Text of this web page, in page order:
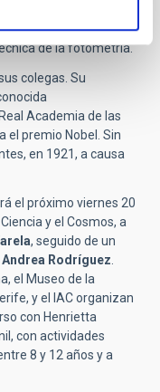
para la
y estuvo en
de la fotometría.
colegas. Su
Academia de las
el premio Nobel. Sin
en 1921, a causa
el próximo viernes 20
y el Cosmos, a
, seguido de un
Andrea Rodríguez
el Museo de la
y el IAC organizan
con Henrietta
con actividades
8 y 12 años y a